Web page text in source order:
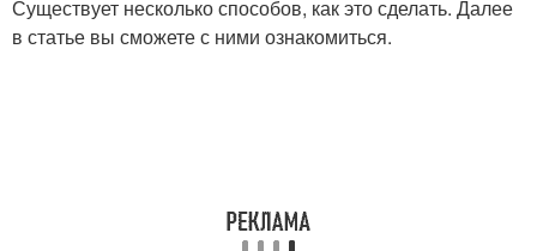
Существует несколько способов, как это сделать. Далее
в статье вы сможете с ними ознакомиться.